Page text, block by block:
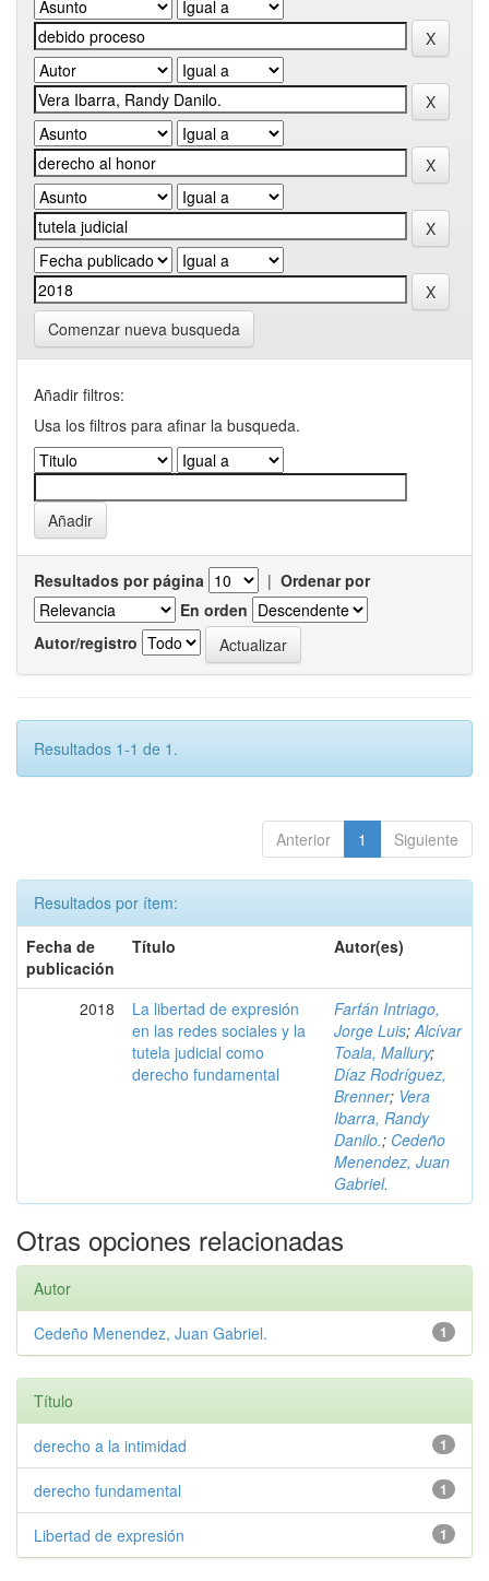
Comenzar nueva busqueda
Añadir filtros:
Usa los filtros para afinar la busqueda.
Resultados por página | Ordenar por
En orden
Autor/registro
Resultados 1-1 de 1.
Anterior 1 Siguiente
Resultados por ítem:
Fecha de
publicación
Título Autor(es)
2018
La libertad de expresión
en las redes sociales y la
tutela judicial como
derecho fundamental
Farfán Intriago,
Jorge Luis;Alcívar
Toala, Mallury;
Díaz Rodríguez,
Brenner; Vera
Ibarra, Randy
Danilo.; Cedeño
Menendez, Juan
Gabriel.
Otras opciones relacionadas
Autor
1
Cedeño Menendez, Juan Gabriel.
Título
1
derecho a la intimidad
1
derecho fundamental
1
Libertad de expresión